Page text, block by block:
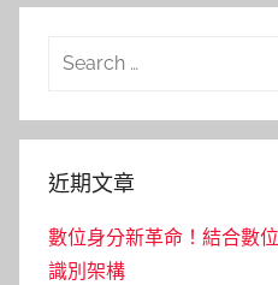
Search
近期文章
數位身分新革命！結合數
識別架構